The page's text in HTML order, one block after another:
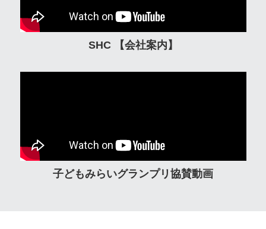
SHC 【会社案内】
子どもみらいグランプリ協賛動画